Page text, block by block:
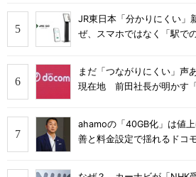
JR東日本「分かりにくい
ぜ、スマホではなく「駅で
まだ「つながりにくい」声
現在地 前田社長が明かす
ahamoの「40GB化」は値
善と料金設定で揺れるドコ